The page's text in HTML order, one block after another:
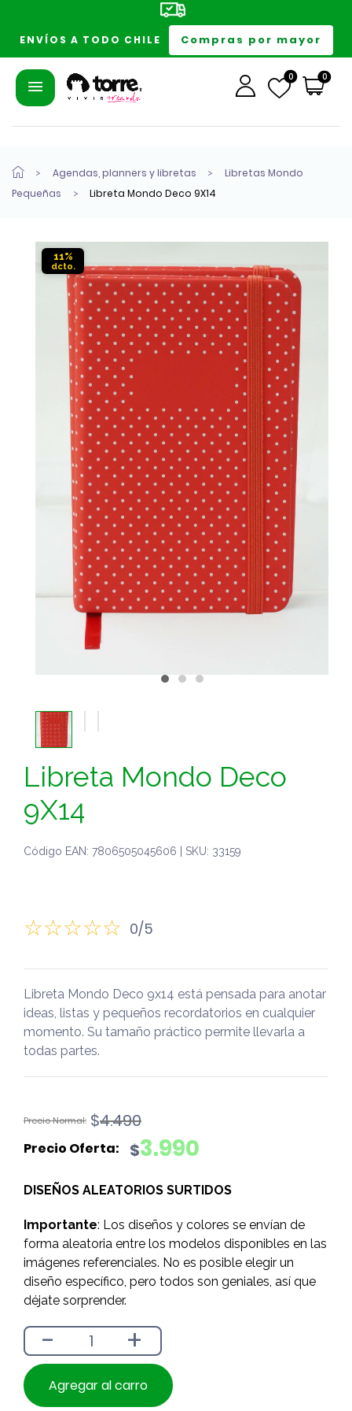
ENVÍOS A TODO CHILE Compras por mayor
0 0
Agendas, planners y libretas
Libretas Mondo
Pequeñas
Libreta Mondo Deco 9X14
11%
Libreta Mondo Deco
9X14
Código EAN: 7806505045606 | SKU: 33159
0/5
Libreta Mondo Deco 9x14 está pensada para anotar
ideas, listas y pequeños recordatorios en cualquier
momento. Su tamaño práctico permite llevarla a
todas partes.
$4.490
El
original
$4.490.
$3.990
El
actual
$3.990.
DISEÑOS ALEATORIOS SURTIDOS
Importante: Los diseños y colores se envían de
forma aleatoria entre los modelos disponibles en las
imágenes referenciales. No es posible elegir un
diseño específico, pero todos son geniales, así que
déjate sorprender.
- +
Agregar al carro